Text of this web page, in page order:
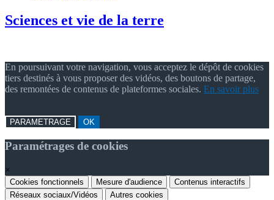
Sciences et vie de la terre
En poursuivant votre navigation, vous acceptez le dépôt de cookies
tiers destinés à vous proposer des vidéos, des boutons de partage,
des remontées de contenus de plateformes sociales. En savoir plus
PARAMETRAGE OK
Paramétrages de cookies
×
Cookies fonctionnels Mesure d'audience
Contenus interactifs
Réseaux sociaux/Vidéos
Autres cookies